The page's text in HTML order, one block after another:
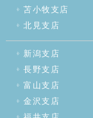
苫小牧支店
北見支店
新潟支店
長野支店
富山支店
金沢支店